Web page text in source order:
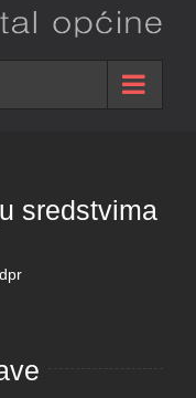
sredstvima